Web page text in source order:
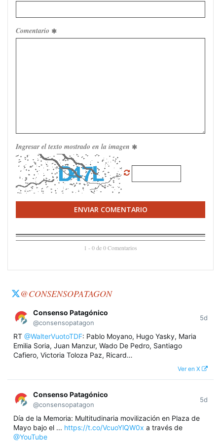
Comentario
Ingresar el texto mostrado en la imagen
ENVIAR COMENTARIO
1 - 0 de 0 Comentarios
@CONSENSOPATAGON
Consenso Patagónico
@consensopatagon
5d
RT @WalterVuotoTDF: Pablo Moyano, Hugo Yasky, Maria
Emilia Soria, Juan Manzur, Wado De Pedro, Santiago
Cafiero, Victoria Toloza Paz, Ricard…
Ver en X
Consenso Patagónico
@consensopatagon
5d
Día de la Memoria: Multitudinaria movilización en Plaza de
Mayo bajo el ... https://t.co/VcuoYlQW0x a través de
@YouTube